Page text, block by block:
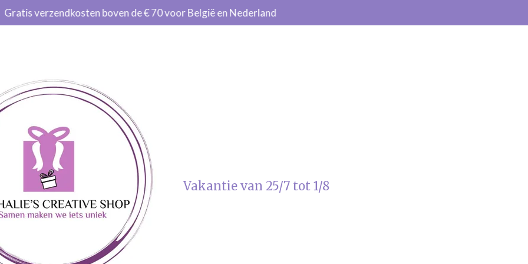
Gratis verzendkosten boven de € 70 voor België en Nederland
Vakantie van 25/7 tot 1/8